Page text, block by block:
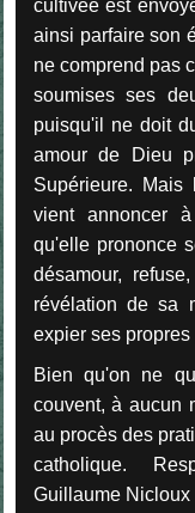
cultivée est
ainsi parfaire son
ne comprend pas
soumises ses
puisqu'il ne doit
amour de Dieu
Supérieure.
vient annoncer
qu'elle prononce
désamour,
révélation de sa
expier ses
Bien qu'on ne
couvent, à aucun
au procès des
catholique.
Guillaume